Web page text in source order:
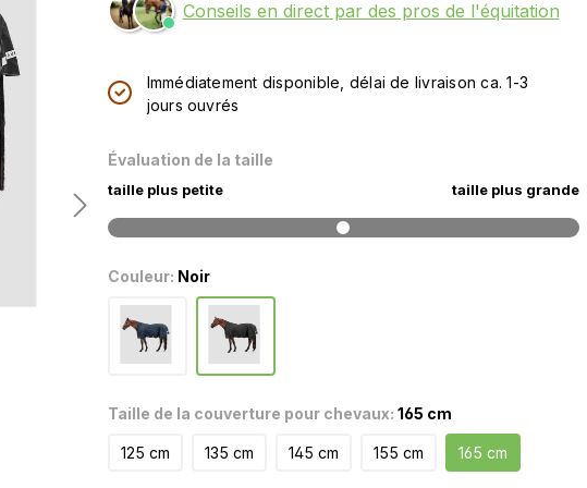
Conseils en direct par des pros de l'équitation
Immédiatement disponible, délai de livraison ca. 1-3
jours ouvrés
Évaluation de la taille
taille plus petite taille plus grande
Couleur: Noir
Taille de la couverture pour chevaux: 165 cm
125 cm 135 cm 145 cm 155 cm 165 cm